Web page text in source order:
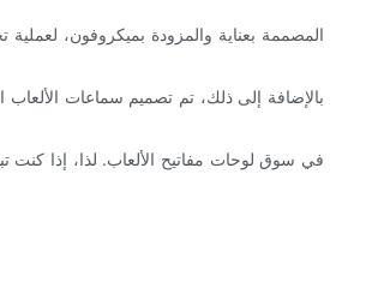
بالإضافة إلى ذلك، تم تصميم سماعات